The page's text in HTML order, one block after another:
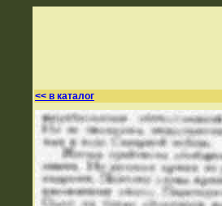
<< в каталог